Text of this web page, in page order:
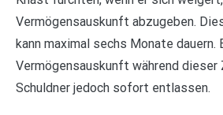
Vermögensauskunft abzugeben.
kann maximal sechs Monate dauern.
Vermögensauskunft während
Schuldner jedoch sofort entlassen.